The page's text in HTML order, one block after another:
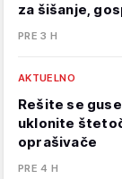
za šišanje,
PRE 3 H
AKTUELNO
Rešite se
uklonite
oprašivače
PRE 4 H